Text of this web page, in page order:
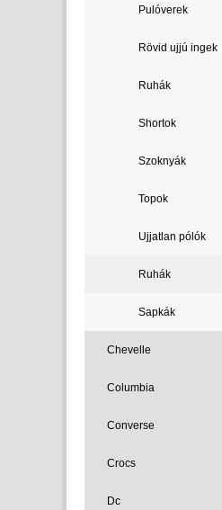
Pulóverek
Rövid ujjú ingek
Ruhák
Shortok
Szoknyák
Topok
Ujjatlan pólók
Ruhák
Sapkák
Chevelle
Columbia
Converse
Crocs
Dc